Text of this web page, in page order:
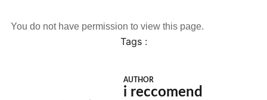
You do not have permission to view this page.
Tags :
AUTHOR
i reccomend